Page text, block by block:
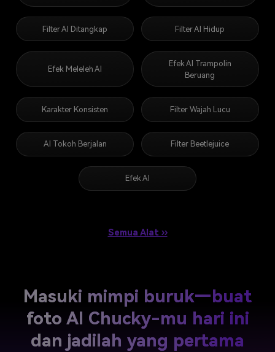
Filter AI Ditangkap Filter AI Hidup
Efek Meleleh AI
Efek AI Trampolin
Beruang
Karakter Konsisten Filter Wajah Lucu
AI Tokoh Berjalan Filter Beetlejuice
Efek AI
Semua Alat ››
Masuki mimpi buruk—buat
foto AI Chucky-mu hari ini
dan jadilah yang pertama